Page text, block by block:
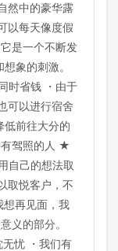
然中的豪华露
以每天像度假
是一个不断发
象的刺激。
时省钱 ・由于
可以进行宿舍
低前往大分的
驾照的人 ★
自己的想法取
取悦客户，不
想再见面，我
义的部分。
忧 ・我们有